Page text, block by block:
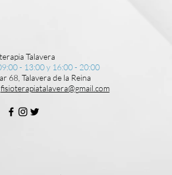
Talavera
- 13:00 y 16:00 - 20:00
68, Talavera de la Reina
fisioterapiatalavera@gmail.com